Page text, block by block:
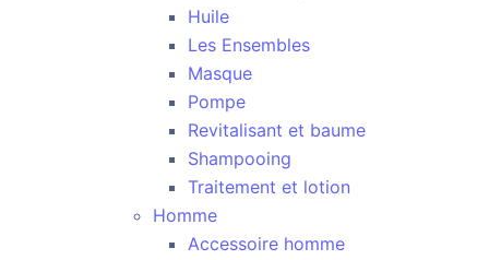
Huile
Les Ensembles
Masque
Pompe
Revitalisant et baume
Shampooing
Traitement et lotion
Homme
Accessoire homme